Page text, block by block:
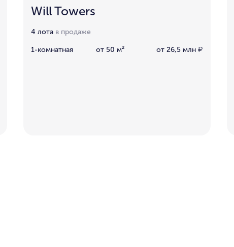
Will Towers
4 лота в продаже
1-комнатная от 50 м² от 26,5 млн ₽